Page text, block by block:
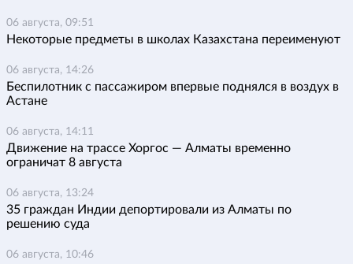
06 августа, 09:51
Некоторые предметы в школах Казахстана переименуют
06 августа, 14:26
Беспилотник с пассажиром впервые поднялся в воздух в
Астане
06 августа, 14:11
Движение на трассе Хоргос — Алматы временно
ограничат 8 августа
06 августа, 13:24
35 граждан Индии депортировали из Алматы по
решению суда
06 августа, 10:46